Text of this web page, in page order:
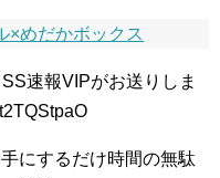
×めだかボックス
速報VIPがお送りしま
にするだけ時間の無駄